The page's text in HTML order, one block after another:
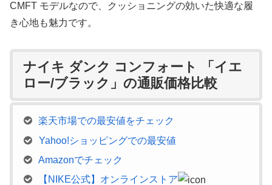
CMFT モデルなので、クッショニングの効いた快適な履
き心地も魅力です。
ナイキ ダンク コンフォート 「イエ
ロー/ブラック」の通販価格比較
楽天市場での最安値をチェック
Yahoo!ショッピングでの最安値
Amazonでチェック
【NIKE公式】オンラインストア